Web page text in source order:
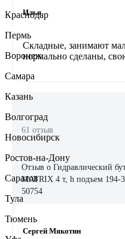
Илья
Складные, занимают
нормально сделаны,
61 отзыв
Отзыв о Гидравлический
MATRIX 4 т, h подъем 194-
50754
Сергей Мякотин
Краснодар
Пермь
Воронеж
Самара
Казань
Волгоград
Новосибирск
Ростов-на-Дону
Саратов
Тула
Тюмень